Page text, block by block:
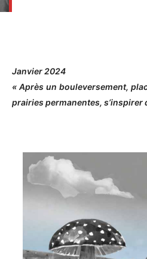
Janvier 2024
« Après un bouleversement,
prairies permanentes, s’inspirer